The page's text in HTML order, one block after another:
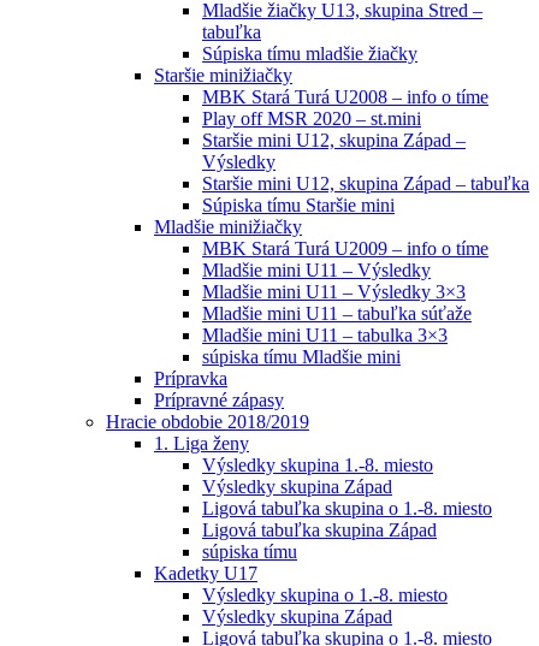
Mladšie žiačky U13, skupina Stred –
tabuľka
Súpiska tímu mladšie žiačky
Staršie minižiačky
MBK Stará Turá U2008 – info o tíme
Play off MSR 2020 – st.mini
Staršie mini U12, skupina Západ –
Výsledky
Staršie mini U12, skupina Západ – tabuľka
Súpiska tímu Staršie mini
Mladšie minižiačky
MBK Stará Turá U2009 – info o tíme
Mladšie mini U11 – Výsledky
Mladšie mini U11 – Výsledky 3×3
Mladšie mini U11 – tabuľka súťaže
Mladšie mini U11 – tabulka 3×3
súpiska tímu Mladšie mini
Prípravka
Prípravné zápasy
Hracie obdobie 2018/2019
1. Liga ženy
Výsledky skupina 1.-8. miesto
Výsledky skupina Západ
Ligová tabuľka skupina o 1.-8. miesto
Ligová tabuľka skupina Západ
súpiska tímu
Kadetky U17
Výsledky skupina o 1.-8. miesto
Výsledky skupina Západ
Ligová tabuľka skupina o 1.-8. miesto